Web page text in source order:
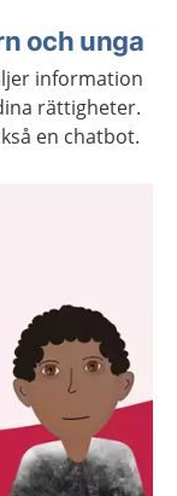
och unga
information
rättigheter.
en chatbot.